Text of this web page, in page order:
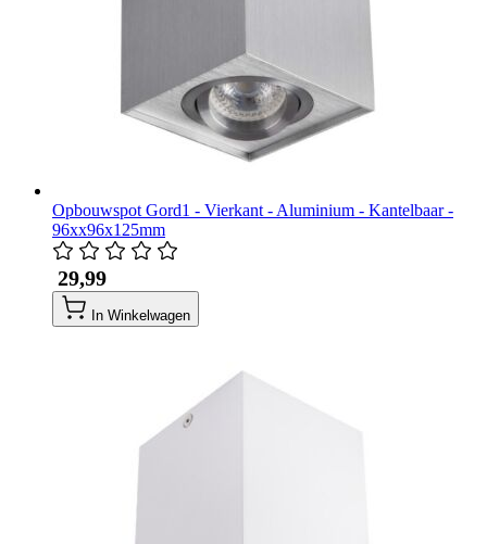
Opbouwspot Gord1 - Vierkant - Aluminium - Kantelbaar -
96xx96x125mm
​ 29,99
In Winkelwagen